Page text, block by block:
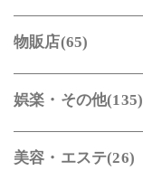
物販店(65)
娯楽・その他(135)
美容・エステ(26)